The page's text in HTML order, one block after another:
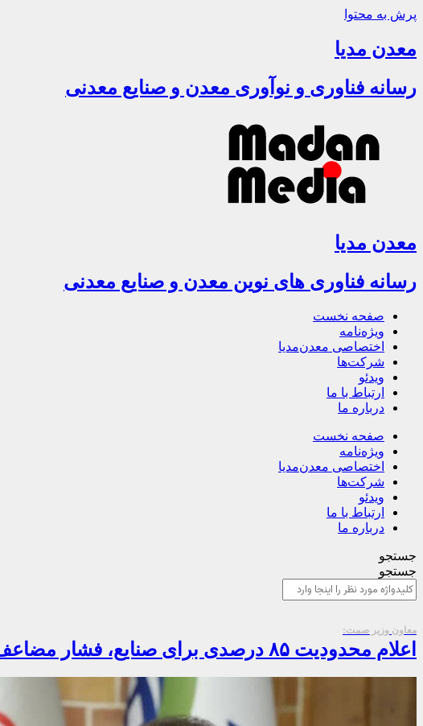
پرش به محتوا
معدن مدیا
رسانه فناوری و نوآوری معدن و صنایع معدنی
معدن مدیا
رسانه فناوری های نوین معدن و صنایع معدنی
صفحه نخست
ویژه‌نامه
اختصاصی معدن‌مدیا
شرکت‌ها
ویدئو
ارتباط با ما
درباره ما
صفحه نخست
ویژه‌نامه
اختصاصی معدن‌مدیا
شرکت‌ها
ویدئو
ارتباط با ما
درباره ما
جستجو
جستجو
معاون وزیر صمت:
اعلام محدودیت ۸۵ درصدی برای صنایع، فشار مضاعف بر تولید است